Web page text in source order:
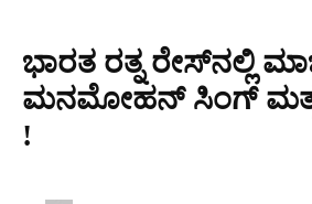
ಭಾರತ ರತ್ನ ರೇಸ್​ನಲ್ಲಿ
ಮನಮೋಹನ್​ ಸಿಂಗ್​
!